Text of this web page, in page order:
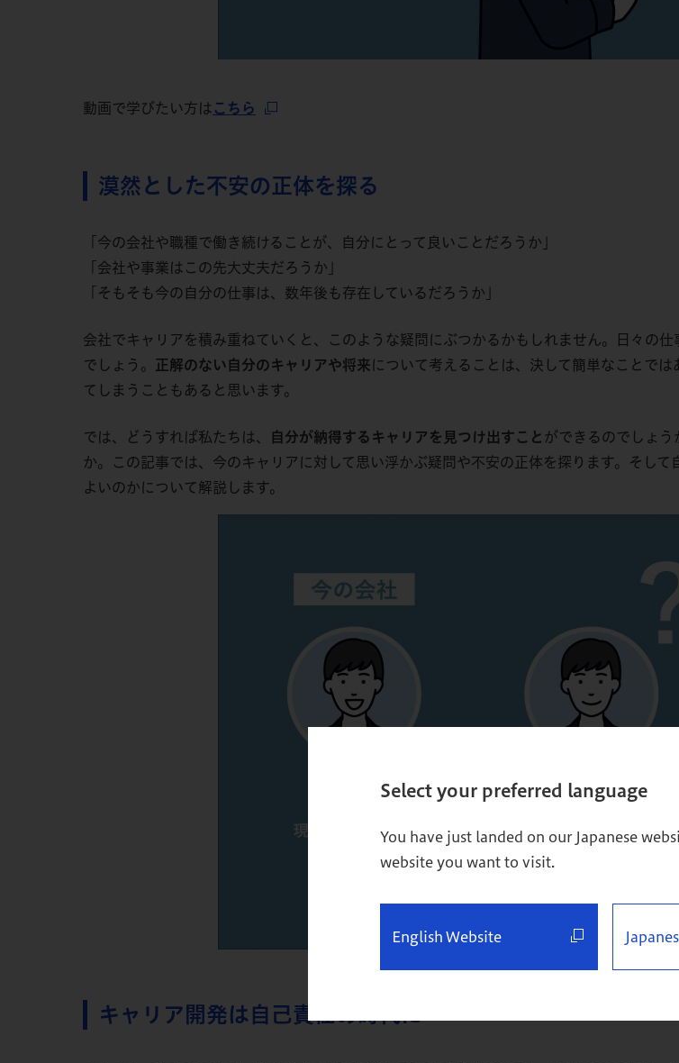
Select your preferred language
You have just landed on our Japanese
website you want to visit.
English Website
動画で学びたい方は こちら
漠然とした不安の正体を探る
「今の会社や職種で働き続けることが、自分にとって良いことだろうか」
「会社や事業はこの先大丈夫だろうか」
「そもそも今の自分の仕事は、数年後も存在しているだろうか」
会社でキャリアを積み重ねていくと、このような疑問にぶつかるかもしれません。日々の仕
でしょう。
正解のない自分のキャリアや将来について考えることは、決して簡単なことで
てしまうこともあると思います。
では、どうすれば私たちは、 自分が納得するキャリアを見つけ出すこと ができるのでしょ
か。この記事では、今のキャリアに対して思い浮かぶ疑問や不安の正体を探ります。そし
よいのかについて解説します。
キャリア開発は自己責任の時代に